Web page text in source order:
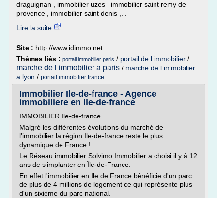
draguignan , immobilier uzes , immobilier saint remy de
provence , immobilier saint denis ,...
Lire la suite
Site : http://www.idimmo.net
Thèmes liés : portail immobilier paris / portail de l immobilier /
marche de l immobilier a paris / marche de l immobilier
a lyon / portail immobilier france
Immobilier Ile-de-france - Agence
immobiliere en Ile-de-france
IMMOBILIER Ile-de-france
Malgré les différentes évolutions du marché de
l'immobilier la région Ile-de-france reste le plus
dynamique de France !
Le Réseau immobilier Solvimo Immobilier a choisi il y à 12
ans de s'implanter en Île-de-France.
En effet l'immobilier en Ile de France bénéficie d'un parc
de plus de 4 millions de logement ce qui représente plus
d'un sixième du parc national.